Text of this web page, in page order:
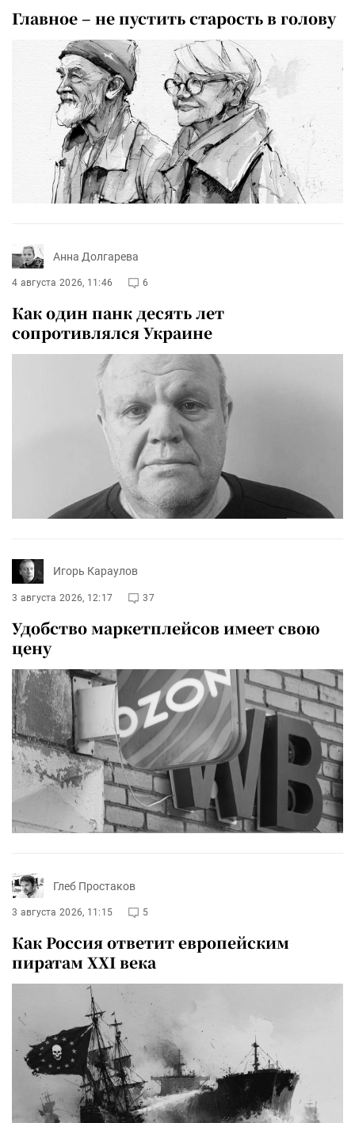
Главное – не пустить старость в голову
Анна Долгарева
4 августа 2026, 11:46 6
Как один панк десять лет
сопротивлялся Украине
Игорь Караулов
3 августа 2026, 12:17 37
Удобство маркетплейсов имеет свою
цену
Глеб Простаков
3 августа 2026, 11:15 5
Как Россия ответит европейским
пиратам XXI века